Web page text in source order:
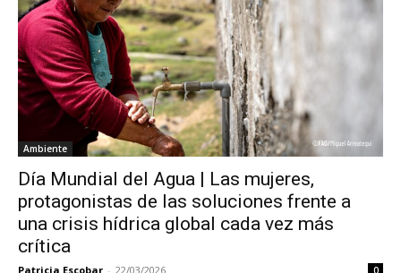
Ambiente
Día Mundial del Agua | Las mujeres,
protagonistas de las soluciones frente a
una crisis hídrica global cada vez más
crítica
Patricia Escobar - 22/03/2026 0